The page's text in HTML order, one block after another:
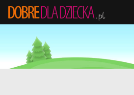
Przejdź do treści